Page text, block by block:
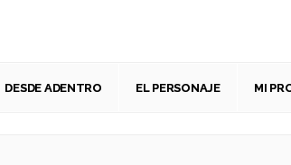
DESDE ADENTRO EL PERSONAJE MI